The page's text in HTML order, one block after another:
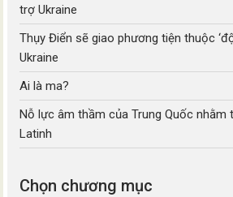
trợ Ukraine
Thụy Điển sẽ giao phương tiện thuộc
Ukraine
Ai là ma?
Nỗ lực âm thầm của Trung Quốc nhằm
Latinh
Chọn chương mục